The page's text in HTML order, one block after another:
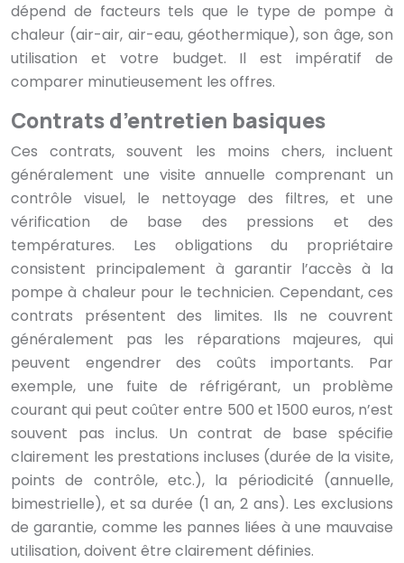
dépend de facteurs tels que le type de pompe à
chaleur (air-air, air-eau, géothermique), son âge, son
utilisation et votre budget. Il est impératif de
comparer minutieusement les offres.
Contrats d’entretien basiques
Ces contrats, souvent les moins chers, incluent
généralement une visite annuelle comprenant un
contrôle visuel, le nettoyage des filtres, et une
vérification de base des pressions et des
températures. Les obligations du propriétaire
consistent principalement à garantir l’accès à la
pompe à chaleur pour le technicien. Cependant, ces
contrats présentent des limites. Ils ne couvrent
généralement pas les réparations majeures, qui
peuvent engendrer des coûts importants. Par
exemple, une fuite de réfrigérant, un problème
courant qui peut coûter entre 500 et 1500 euros, n’est
souvent pas inclus. Un contrat de base spécifie
clairement les prestations incluses (durée de la visite,
points de contrôle, etc.), la périodicité (annuelle,
bimestrielle), et sa durée (1 an, 2 ans). Les exclusions
de garantie, comme les pannes liées à une mauvaise
utilisation, doivent être clairement définies.